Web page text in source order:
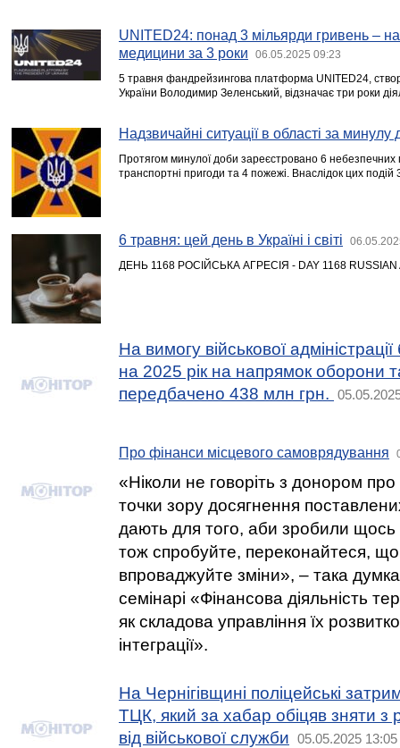
UNITED24: понад 3 мільярди гривень – на
медицини за 3 роки
06.05.2025 09:23
5 травня фандрейзингова платформа UNITED24,
України Володимир Зеленський, відзначає три роки
Надзвичайні ситуації в області за минулу
Протягом минулої доби зареєстровано 6
транспортні пригоди та 4 пожежі. Внаслідок цих
6 травня: цей день в Україні і світі
ДЕНЬ 1168 РОСІЙСЬКА АГРЕСІЯ - DAY 1168 RUSSIAN
На вимогу військової
на 2025 рік на напрямок оборони
передбачено 438 млн грн.
Про фінанси місцевого самоврядування
«Ніколи не говоріть з донором
точки зору досягнення
дають для того, аби зробили щось
тож спробуйте, переконайтеся, що
впроваджуйте зміни», – така
семінарі «Фінансова діяльність
як складова управління їх
інтеграції».
На Чернігівщині поліцейські
ТЦК, який за хабар обіцяв зняти з
від військової служби
05.05.2025 13:05